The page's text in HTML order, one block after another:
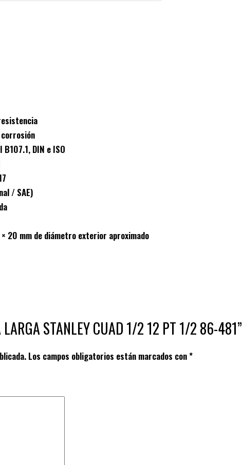
DIN e ISO
/ SAE)
20 mm de diámetro exterior aproximado
STANLEY CUAD 1/2 12 PT 1/2 86-481”
Los campos obligatorios están marcados con*